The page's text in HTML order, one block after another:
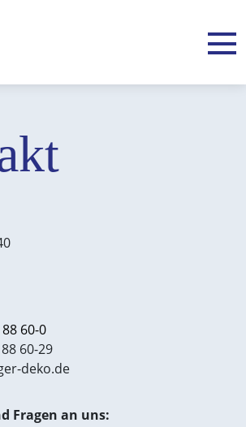
60-0
60-29
deko.de
Fragen an uns: